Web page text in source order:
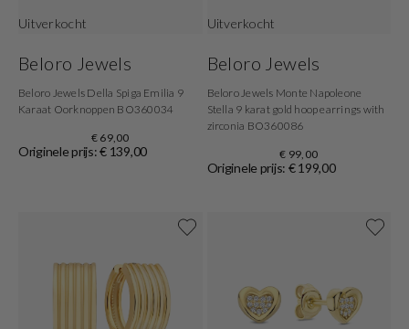
Uitverkocht
Beloro Jewels
Beloro Jewels Della Spiga Emilia 9
Karaat Oorknoppen BO360034
€ 69,00
Originele prijs: € 139,00
Uitverkocht
Beloro Jewels
Beloro Jewels Monte Napoleone
Stella 9 karat gold hoop earrings with
zirconia BO360086
€ 99,00
Originele prijs: € 199,00